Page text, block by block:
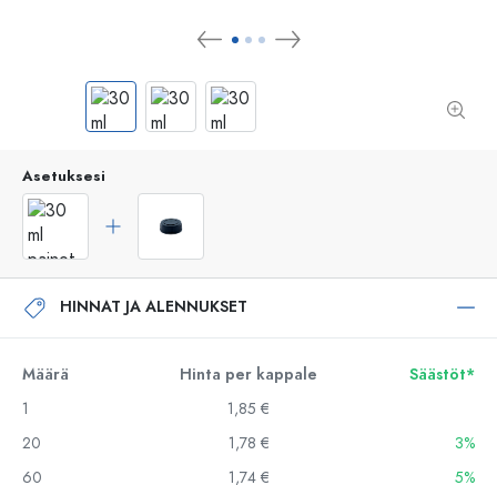
Asetuksesi
HINNAT JA ALENNUKSET
Määrä Hinta per kappale
Säästöt*
1
1,85 €
20
1,78 €
3%
60
1,74 €
5%